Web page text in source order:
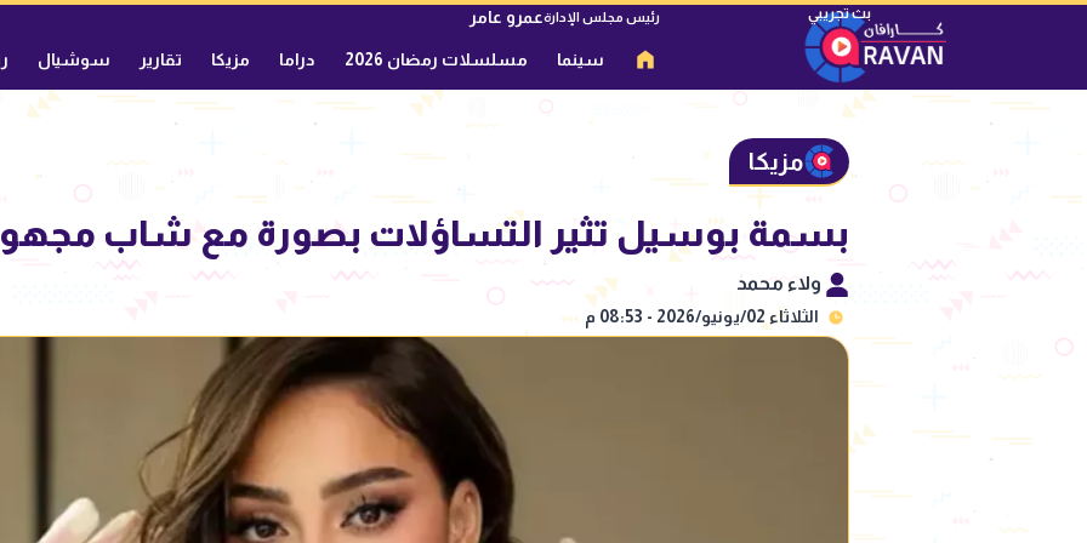
رئيس مجلس الإدارةعمرو عامر
سينما مسلسلات رمضان 2026 دراما مزيكا تقارير سوشيال
مزيكا
بسمة بوسيل تثير التساؤلات بصورة مع شاب
ولاء محمد
الثلاثاء 02/يونيو/2026 - 08:53 م